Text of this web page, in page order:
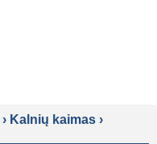
› Kalnių kaimas ›